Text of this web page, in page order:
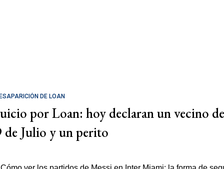
DE LOAN
por Loan: hoy declaran un vecino de
de Julio y un perito